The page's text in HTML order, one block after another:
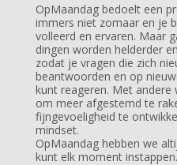
OpMaandag bedoelt een
immers niet zomaar en je
volleerd en ervaren. Maar
dingen worden helderder
zodat je vragen die zich
beantwoorden en op
kunt reageren. Met
om meer afgestemd te
fijngevoeligheid te
mindset.
OpMaandag hebben we
kunt elk moment instappen.